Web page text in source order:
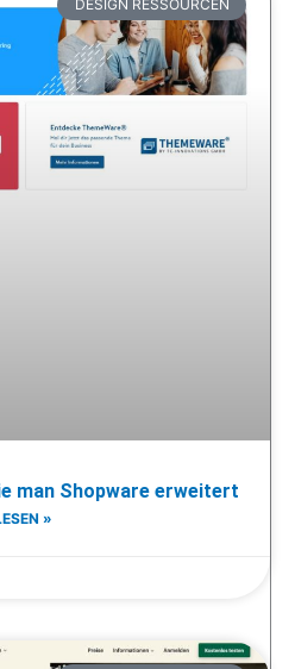
DESIGN RESSOURCEN
man Shopware erweitert
»